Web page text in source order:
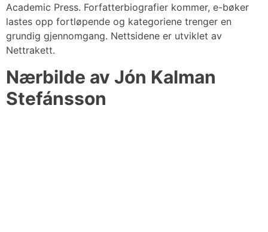
Academic Press. Forfatterbiografier kommer, e-bøker
lastes opp fortløpende og kategoriene trenger en
grundig gjennomgang. Nettsidene er utviklet av
Nettrakett.
Nærbilde av Jón Kalman
Stefánsson